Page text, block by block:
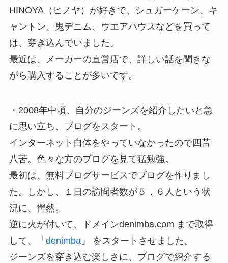
HINOYA（ヒノヤ）が好きで、シュガーケーン、キ
ャントン、鬼デニム、ウエアハウスなどを買って
は、穿き込んでいました。
最近は、メーカーの直営店で、詳しい話を聞きな
がら購入することが多いです。
・2008年中頃、自分のジーンズを紹介したいと急
に思い立ち、ブログをスタート。
インターネット自体をやっていなかったので四苦
八苦。色々な方のブログを見て猛勉強。
最初は、無料ブログサービスでブログを作りまし
た。しかし、１日の訪問者数が５，６人という状
況に、愕然。
逆に火が付いて、ドメインdenimba.com まで取得
して、「 denimba」 をスタートさせました。
ジーンズを穿き込む楽しさに、ブログで紹介する